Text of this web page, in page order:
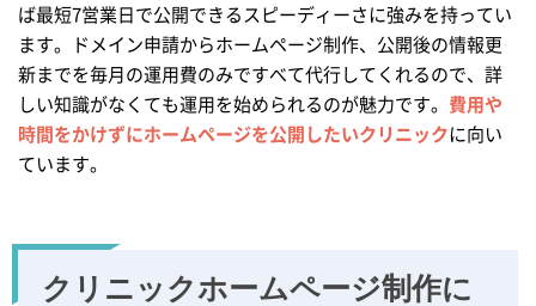
ば最短7営業日で公開できるスピーディーさに強みを持ってい
ます。ドメイン申請からホームページ制作、公開後の情報更
新までを毎月の運用費のみですべて代行してくれるので、詳
しい知識がなくても運用を始められるのが魅力です。 費用や
時間をかけずにホームページを公開したいクリニックに向い
ています。
クリニックホームページ制作に